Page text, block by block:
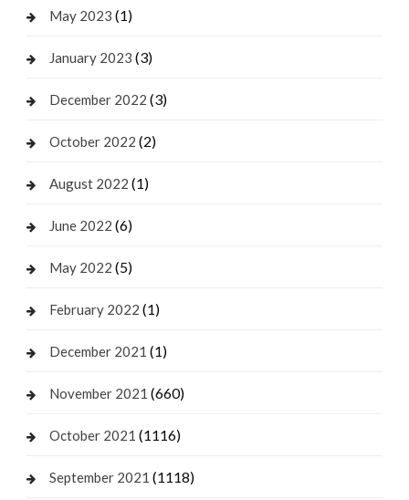
May 2023 (1)
January 2023 (3)
December 2022 (3)
October 2022 (2)
August 2022 (1)
June 2022 (6)
May 2022 (5)
February 2022 (1)
December 2021 (1)
November 2021 (660)
October 2021 (1116)
September 2021 (1118)